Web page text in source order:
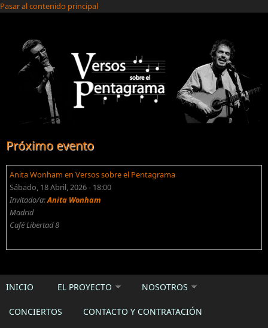
Pasar al contenido principal
Próximo evento
Anita Wonham en Versos sobre el Pentagrama
Sábado, 18 Abril, 2026 - 18:00
Invitado/a:Anita Wonham
Madrid
Café Libertad 8
INICIO EL PROYECTO NOSOTROS
CONCIERTOS CONTACTO Y CONTRATACIÓN